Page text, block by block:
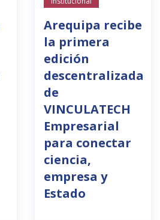
Arequipa recibe
la primera
edición
descentralizada
de
VINCULATECH
Empresarial
para conectar
ciencia,
empresa y
Estado